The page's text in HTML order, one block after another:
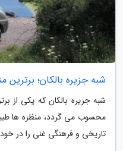
شبه جزیره بالکان؛ برترین
شبه جزیره بالکان که یکی از
محسوب می گردد، منظره ها
تاریخی و فرهنگی غنی را در